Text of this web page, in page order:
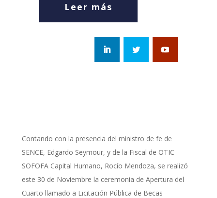
Leer más
Contando con la presencia del ministro de fe de
SENCE, Edgardo Seymour, y de la Fiscal de OTIC
SOFOFA Capital Humano, Rocío Mendoza, se realizó
este 30 de Noviembre la ceremonia de Apertura del
Cuarto llamado a Licitación Pública de Becas